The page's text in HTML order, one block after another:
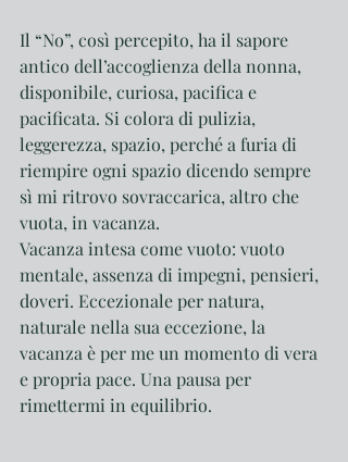
Il “No”, così percepito, ha il sapore
antico dell’accoglienza della nonna,
disponibile, curiosa, pacifica e
pacificata. Si colora di pulizia,
leggerezza, spazio, perché a furia di
riempire ogni spazio dicendo sempre
sì mi ritrovo sovraccarica, altro che
vuota, in vacanza.
Vacanza intesa come vuoto: vuoto
mentale, assenza di impegni, pensieri,
doveri. Eccezionale per natura,
naturale nella sua eccezione, la
vacanza è per me un momento di vera
e propria pace. Una pausa per
rimettermi in equilibrio.